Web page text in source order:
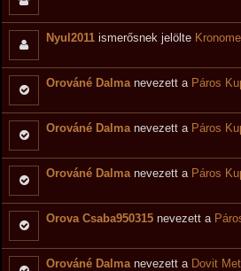
Nyul2011 ismerősnek jelölte
Orováné Dalma nevezett a Páros
Orováné Dalma nevezett a Páros
Orováné Dalma nevezett a Páros
Orova Csaba950315 nevezett a
Orováné Dalma nevezett a Dovit